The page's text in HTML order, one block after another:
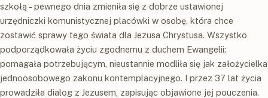
szkołą – pewnego dnia zmieniła się z dobrze ustawionej
urzędniczki komunistycznej placówki w osobę, która chce
zostawić sprawy tego świata dla Jezusa Chrystusa. Wszystko
podporządkowała życiu zgodnemu z duchem Ewangelii:
pomagała potrzebującym, nieustannie modliła się jak założycielka
jednoosobowego zakonu kontemplacyjnego. I przez 37 lat życia
prowadziła dialog z Jezusem, zapisując objawione jej pouczenia.